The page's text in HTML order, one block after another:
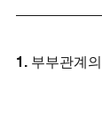
1. 부부관계